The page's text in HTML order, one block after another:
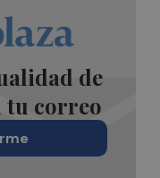
de
tu correo